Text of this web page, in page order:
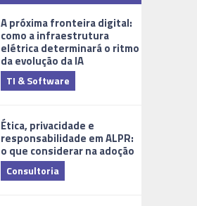
A próxima fronteira digital:
como a infraestrutura
elétrica determinará o ritmo
da evolução da IA
TI & Software
Ética, privacidade e
responsabilidade em ALPR:
o que considerar na adoção
Consultoria